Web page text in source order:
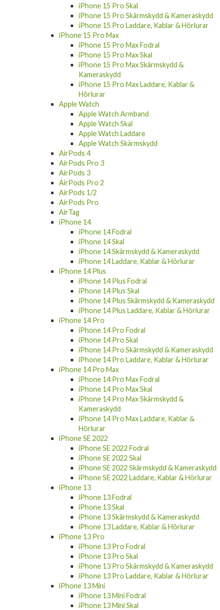
iPhone 15 Pro Skal
iPhone 15 Pro Skärmskydd & Kameraskydd
iPhone 15 Pro Laddare, Kablar & Hörlurar
iPhone 15 Pro Max
iPhone 15 Pro Max Fodral
iPhone 15 Pro Max Skal
iPhone 15 Pro Max Skärmskydd &
Kameraskydd
iPhone 15 Pro Max Laddare, Kablar &
Hörlurar
Apple Watch
Apple Watch Armband
Apple Watch Skal
Apple Watch Laddare
Apple Watch Skärmskydd
AirPods 4
AirPods Pro 3
AirPods 3
AirPods Pro 2
AirPods 1/2
AirPods Pro
AirTag
iPhone 14
iPhone 14 Fodral
iPhone 14 Skal
iPhone 14 Skärmskydd & Kameraskydd
iPhone 14 Laddare, Kablar & Hörlurar
iPhone 14 Plus
iPhone 14 Plus Fodral
iPhone 14 Plus Skal
iPhone 14 Plus Skärmskydd & Kameraskydd
iPhone 14 Plus Laddare, Kablar & Hörlurar
iPhone 14 Pro
iPhone 14 Pro Fodral
iPhone 14 Pro Skal
iPhone 14 Pro Skärmskydd & Kameraskydd
iPhone 14 Pro Laddare, Kablar & Hörlurar
iPhone 14 Pro Max
iPhone 14 Pro Max Fodral
iPhone 14 Pro Max Skal
iPhone 14 Pro Max Skärmskydd &
Kameraskydd
iPhone 14 Pro Max Laddare, Kablar &
Hörlurar
iPhone SE 2022
iPhone SE 2022 Fodral
iPhone SE 2022 Skal
iPhone SE 2022 Skärmskydd & Kameraskydd
iPhone SE 2022 Laddare, Kablar & Hörlurar
iPhone 13
iPhone 13 Fodral
iPhone 13 Skal
iPhone 13 Skärmskydd & Kameraskydd
iPhone 13 Laddare, Kablar & Hörlurar
iPhone 13 Pro
iPhone 13 Pro Fodral
iPhone 13 Pro Skal
iPhone 13 Pro Skärmskydd & Kameraskydd
iPhone 13 Pro Laddare, Kablar & Hörlurar
iPhone 13 Mini
iPhone 13 Mini Fodral
iPhone 13 Mini Skal